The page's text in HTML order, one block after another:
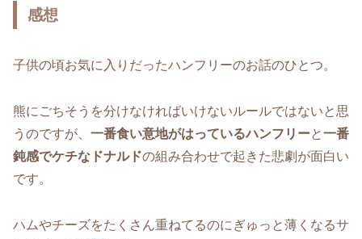
感想
子供の頃お気に入りだったハンフリーのお話のひとつ。
熊にごちそうを分けなければいけないルールではないと思
うのですが、 一番食い意地がはっているハンフリーと一番
鈍感でケチなドナルドの組み合わせで起きた悲劇が面白い
です。
ハムやチーズをたくさん重ねてるのにぎゅっと薄くなるサ